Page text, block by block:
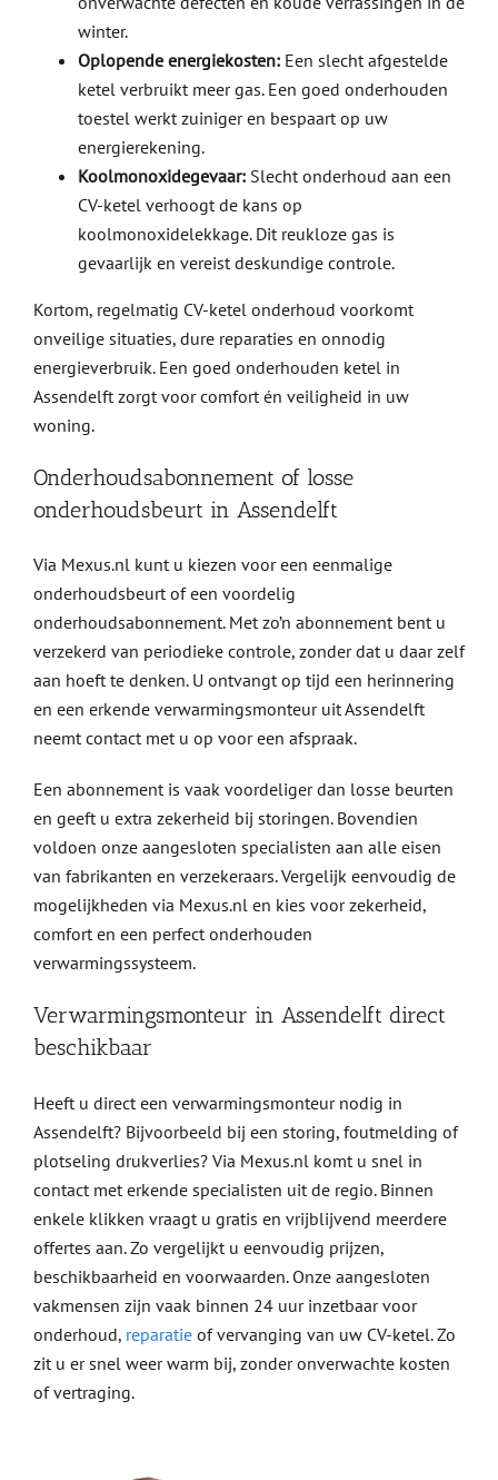
winter.
Oplopende energiekosten:Een slecht afgestelde
ketel verbruikt meer gas. Een goed onderhouden
toestel werkt zuiniger en bespaart op uw
energierekening.
Koolmonoxidegevaar:Slecht onderhoud aan een
CV-ketel verhoogt de kans op
koolmonoxidelekkage. Dit reukloze gas is
gevaarlijk en vereist deskundige controle.
Kortom, regelmatig CV-ketel onderhoud voorkomt
onveilige situaties, dure reparaties en onnodig
energieverbruik. Een goed onderhouden ketel in
Assendelft zorgt voor comfort én veiligheid in uw
woning.
Onderhoudsabonnement of losse
onderhoudsbeurt in Assendelft
Via Mexus.nl kunt u kiezen voor een eenmalige
onderhoudsbeurt of een voordelig
onderhoudsabonnement. Met zo’n abonnement bent u
verzekerd van periodieke controle, zonder dat u daar zelf
aan hoeft te denken. U ontvangt op tijd een herinnering
en een erkende verwarmingsmonteur uit Assendelft
neemt contact met u op voor een afspraak.
Een abonnement is vaak voordeliger dan losse beurten
en geeft u extra zekerheid bij storingen. Bovendien
voldoen onze aangesloten specialisten aan alle eisen
van fabrikanten en verzekeraars. Vergelijk eenvoudig de
mogelijkheden via Mexus.nl en kies voor zekerheid,
comfort en een perfect onderhouden
verwarmingssysteem.
Verwarmingsmonteur in Assendelft direct
beschikbaar
Heeft u direct een verwarmingsmonteur nodig in
Assendelft? Bijvoorbeeld bij een storing, foutmelding of
plotseling drukverlies? Via Mexus.nl komt u snel in
contact met erkende specialisten uit de regio. Binnen
enkele klikken vraagt u gratis en vrijblijvend meerdere
offertes aan. Zo vergelijkt u eenvoudig prijzen,
beschikbaarheid en voorwaarden. Onze aangesloten
vakmensen zijn vaak binnen 24 uur inzetbaar voor
onderhoud, reparatieof vervanging van uw CV-ketel. Zo
zit u er snel weer warm bij, zonder onverwachte kosten
of vertraging.